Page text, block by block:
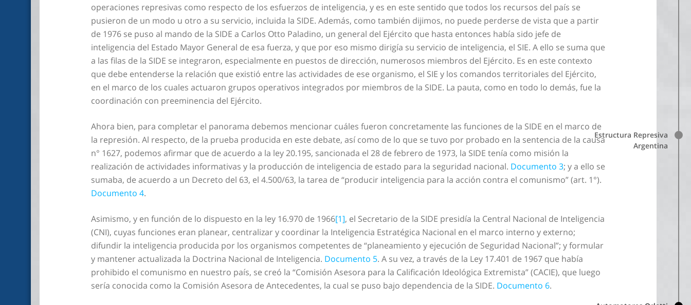
Estructura Represiva
Argentina
operaciones represivas como respecto de los esfuerzos de inteligencia, y es en este sentido que todos los recursos del país se
pusieron de un modo u otro a su servicio, incluida la SIDE. Además, como también dijimos, no puede perderse de vista que a partir
de 1976 se puso al mando de la SIDE a Carlos Otto Paladino, un general del Ejército que hasta entonces había sido jefe de
inteligencia del Estado Mayor General de esa fuerza, y que por eso mismo dirigía su servicio de inteligencia, el SIE. A ello se suma que
a las filas de la SIDE se integraron, especialmente en puestos de dirección, numerosos miembros del Ejército. Es en este contexto
que debe entenderse la relación que existió entre las actividades de ese organismo, el SIE y los comandos territoriales del Ejército,
en el marco de los cuales actuaron grupos operativos integrados por miembros de la SIDE. La pauta, como en todo lo demás, fue la
coordinación con preeminencia del Ejército.
Ahora bien, para completar el panorama debemos mencionar cuáles fueron concretamente las funciones de la SIDE en el marco de
la represión. Al respecto, de la prueba producida en este debate, así como de lo que se tuvo por probado en la sentencia de la causa
n° 1627, podemos afirmar que de acuerdo a la ley 20.195, sancionada el 28 de febrero de 1973, la SIDE tenía como misión la
realización de actividades informativas y la producción de inteligencia de estado para la seguridad nacional. Documento 3; y a ello se
sumaba, de acuerdo a un Decreto del 63, el 4.500/63, la tarea de “producir inteligencia para la acción contra el comunismo” (art. 1°).
Documento 4.
Asimismo, y en función de lo dispuesto en la ley 16.970 de 1966[1], el Secretario de la SIDE presidía la Central Nacional de Inteligencia
(CNI), cuyas funciones eran planear, centralizar y coordinar la Inteligencia Estratégica Nacional en el marco interno y externo;
difundir la inteligencia producida por los organismos competentes de “planeamiento y ejecución de Seguridad Nacional”; y formular
y mantener actualizada la Doctrina Nacional de Inteligencia. Documento 5. A su vez, a través de la Ley 17.401 de 1967 que había
prohibido el comunismo en nuestro país, se creó la “Comisión Asesora para la Calificación Ideológica Extremista” (CACIE), que luego
sería conocida como la Comisión Asesora de Antecedentes, la cual se puso bajo dependencia de la SIDE. Documento 6.